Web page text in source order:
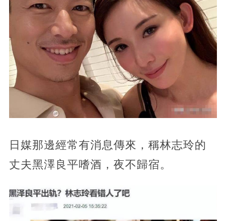
日媒那邊經常有消息傳來，稱林志玲的
丈夫黑澤良平嗜酒，夜不歸宿。